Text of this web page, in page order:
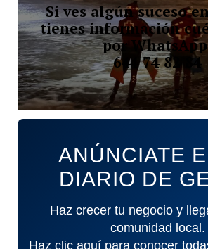
Si ves algún suceso
tienes información
por
644 74 82 84
ANÚNCIATE
DIARIO DE
Haz crecer tu negocio y
comunidad local.
Haz clic aquí para conocer